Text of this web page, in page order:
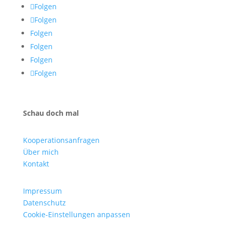
Folgen
Folgen
Folgen
Folgen
Folgen
Folgen
Schau doch mal
Kooperationsanfragen
Über mich
Kontakt
Impressum
Datenschutz
Cookie-Einstellungen anpassen